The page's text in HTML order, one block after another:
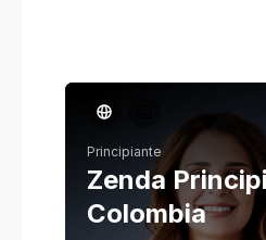
Principiante
Zenda
Colombia